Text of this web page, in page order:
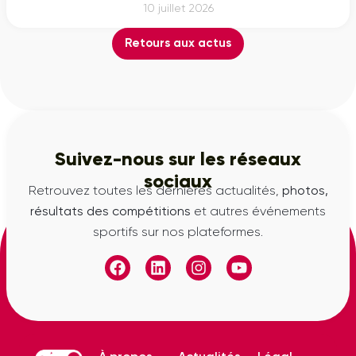
10 juillet 2026
Retours aux actus
Suivez-nous sur les réseaux
sociaux
Retrouvez toutes les dernières actualités, photos,
résultats des compétitions et autres événements
sportifs sur nos plateformes.